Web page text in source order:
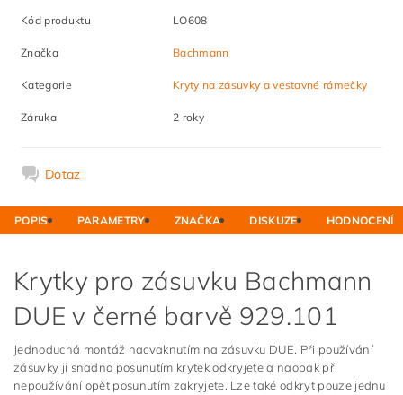
Kód produktu LO608
Značka Bachmann
Kategorie Kryty na zásuvky a vestavné rámečky
Záruka 2 roky
Dotaz
POPIS PARAMETRY ZNAČKA DISKUZE HODNOCENÍ
Krytky pro zásuvku Bachmann
DUE v černé barvě 929.101
Jednoduchá montáž nacvaknutím na zásuvku DUE. Při používání
zásuvky ji snadno posunutím krytek odkryjete a naopak při
nepoužívání opět posunutím zakryjete. Lze také odkryt pouze jednu